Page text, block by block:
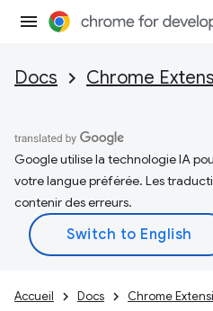
Docs Chrome
Google utilise la technologie IA
votre langue préférée. Les
contenir des erreurs.
Accueil Docs Chrome